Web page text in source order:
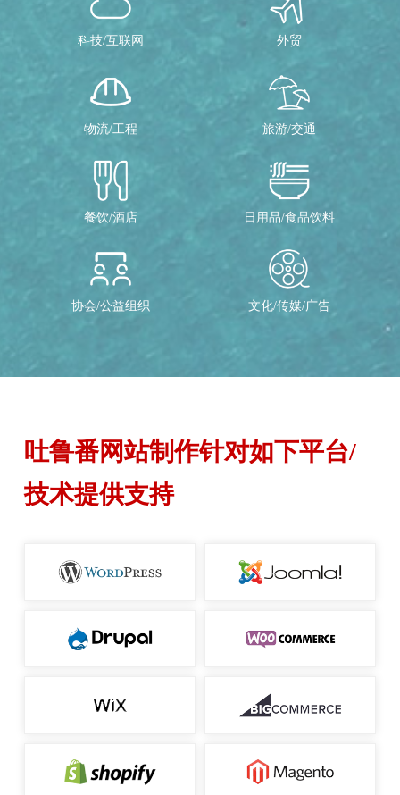
科技/互联网 外贸
物流/工程 旅游/交通
餐饮/酒店 日用品/食品饮料
协会/公益组织 文化/传媒/广告
吐鲁番网站制作针对如下平台/
技术提供支持